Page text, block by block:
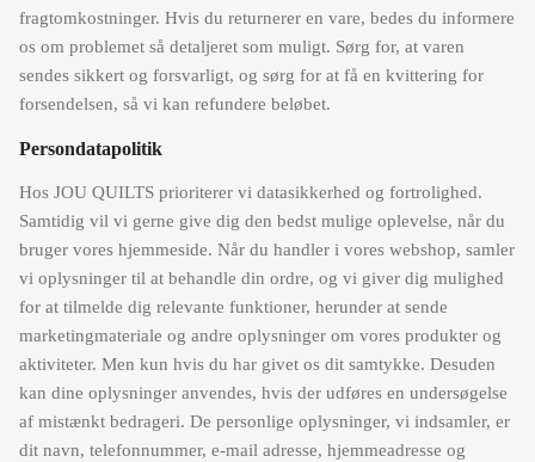
fragtomkostninger. Hvis du returnerer en vare, bedes du informere
os om problemet så detaljeret som muligt. Sørg for, at varen
sendes sikkert og forsvarligt, og sørg for at få en kvittering for
forsendelsen, så vi kan refundere beløbet.
Persondatapolitik
Hos JOU QUILTS prioriterer vi datasikkerhed og fortrolighed.
Samtidig vil vi gerne give dig den bedst mulige oplevelse, når du
bruger vores hjemmeside. Når du handler i vores webshop, samler
vi oplysninger til at behandle din ordre, og vi giver dig mulighed
for at tilmelde dig relevante funktioner, herunder at sende
marketingmateriale og andre oplysninger om vores produkter og
aktiviteter. Men kun hvis du har givet os dit samtykke. Desuden
kan dine oplysninger anvendes, hvis der udføres en undersøgelse
af mistænkt bedrageri. De personlige oplysninger, vi indsamler, er
dit navn, telefonnummer, e-mail adresse, hjemmeadresse og